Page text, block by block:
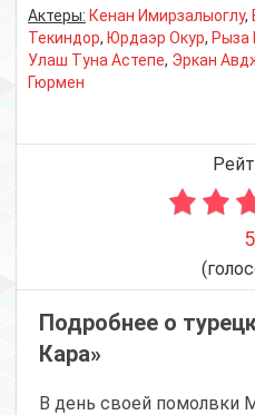
Актеры: Кенан Имирзалыоглу,
Текиндор, Юрдаэр Окур, Рыза
Улаш Туна Астепе, Эркан
Гюрмен
5
Подробнее о
Кара»
В день своей помолвки